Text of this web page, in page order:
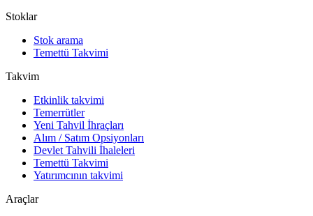
Stoklar
Stok arama
Temettü Takvimi
Takvim
Etkinlik takvimi
Temerrütler
Yeni Tahvil İhraçları
Alım / Satım Opsiyonları
Devlet Tahvili İhaleleri
Temettü Takvimi
Yatırımcının takvimi
Araçlar